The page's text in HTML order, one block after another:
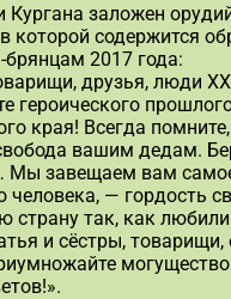
Кургана заложен
которой содержится
2017 года:
друзья, люди
героического
края! Всегда
вашим дедам.
Мы завещаем вам
человека, — гордость
страну так, как
и сёстры,